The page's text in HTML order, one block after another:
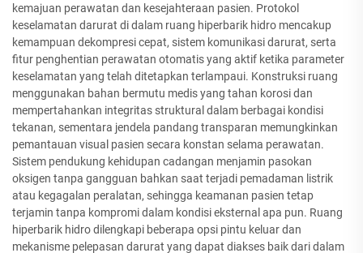
kemajuan perawatan dan kesejahteraan pasien. Protokol
keselamatan darurat di dalam ruang hiperbarik hidro mencakup
kemampuan dekompresi cepat, sistem komunikasi darurat, serta
fitur penghentian perawatan otomatis yang aktif ketika parameter
keselamatan yang telah ditetapkan terlampaui. Konstruksi ruang
menggunakan bahan bermutu medis yang tahan korosi dan
mempertahankan integritas struktural dalam berbagai kondisi
tekanan, sementara jendela pandang transparan memungkinkan
pemantauan visual pasien secara konstan selama perawatan.
Sistem pendukung kehidupan cadangan menjamin pasokan
oksigen tanpa gangguan bahkan saat terjadi pemadaman listrik
atau kegagalan peralatan, sehingga keamanan pasien tetap
terjamin tanpa kompromi dalam kondisi eksternal apa pun. Ruang
hiperbarik hidro dilengkapi beberapa opsi pintu keluar dan
mekanisme pelepasan darurat yang dapat diakses baik dari dalam